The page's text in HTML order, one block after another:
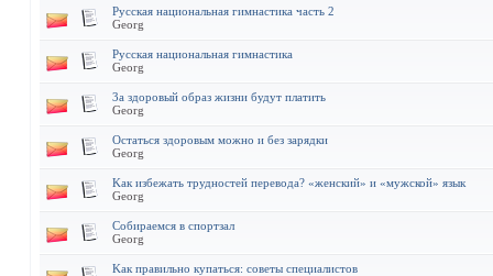
Pусская национальная гимнастика часть 2
Georg
Pусская национальная гимнастика
Georg
3а здоровый образ жизни будут платить
Georg
Oстаться здоровым можно и без зарядки
Georg
Kак избежать трудностей перевода? «женский» и «мужской» язык
Georg
Cобираемся в спортзал
Georg
Kак правильно купаться: советы специалистов